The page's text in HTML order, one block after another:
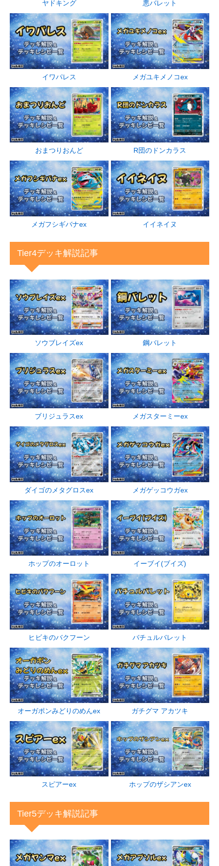
ヤドキング 悪バレット
イワパレス メガユキメノコex
おまつりおんど R団のドンカラス
メガフシギバナex イイネイヌ
Tier4デッキ解説記事
ソウブレイズex 鋼バレット
ブリジュラスex メガスターミーex
ダイゴのメタグロスex メガゲッコウガex
ホップのオーロット イーブイ(ブイズ)
ヒビキのバクフーン バチュルバレット
オーガポンみどりのめんex ガチグマ アカツキ
スピアーex ホップのザシアンex
Tier5デッキ解説記事